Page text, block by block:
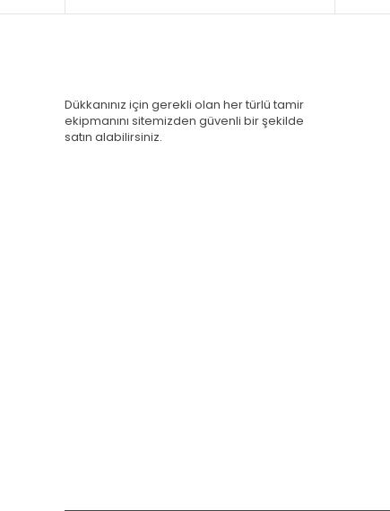
Dükkanınız için gerekli olan her türlü tamir
ekipmanını sitemizden güvenli bir şekilde
satın alabilirsiniz.